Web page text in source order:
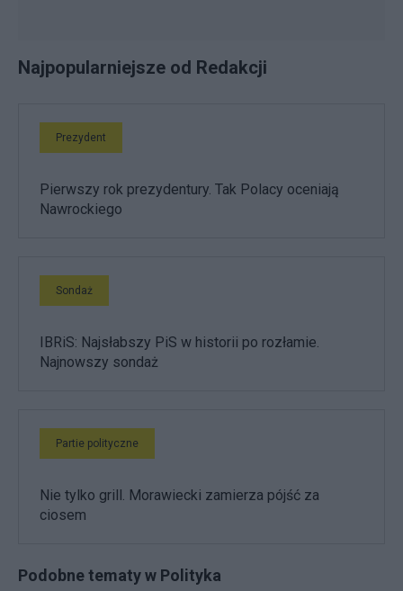
Najpopularniejsze od Redakcji
Prezydent
Pierwszy rok prezydentury. Tak Polacy oceniają
Nawrockiego
Sondaż
IBRiS: Najsłabszy PiS w historii po rozłamie.
Najnowszy sondaż
Partie polityczne
Nie tylko grill. Morawiecki zamierza pójść za
ciosem
Podobne tematy w Polityka